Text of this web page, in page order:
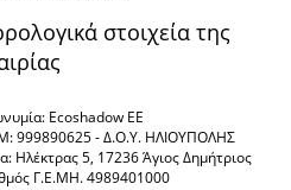
στοιχεία της
Ecoshadow ΕΕ
999890625 - Δ.Ο.Υ. ΗΛΙΟΥΠΟΛΗΣ
Ηλέκτρας 5, 17236 Άγιος Δημήτριος
Γ.Ε.ΜΗ. 4989401000